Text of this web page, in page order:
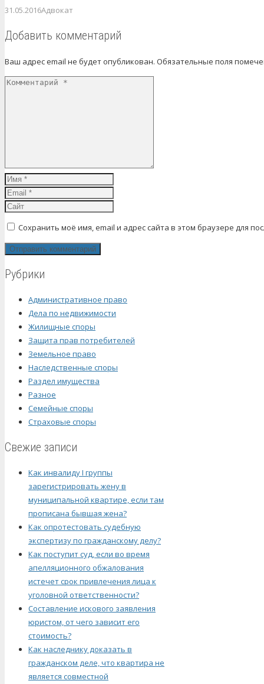
31.05.2016Адвокат
Добавить комментарий
Ваш адрес email не будет опубликован. Обязательные поля
Сохранить моё имя, email и адрес сайта в этом браузере для
Рубрики
Административное право
Дела по недвижимости
Жилищные споры
Защита прав потребителей
Земельное право
Наследственные споры
Раздел имущества
Разное
Семейные споры
Страховые споры
Свежие записи
Как инвалиду I группы
зарегистрировать жену в
муниципальной квартире, если там
прописана бывшая жена?
Как опротестовать судебную
экспертизу по гражданскому делу?
Как поступит суд, если во время
апелляционного обжалования
истечет срок привлечения лица к
уголовной ответственности?
Составление искового заявления
юристом, от чего зависит его
стоимость?
Как наследнику доказать в
гражданском деле, что квартира не
является совместной